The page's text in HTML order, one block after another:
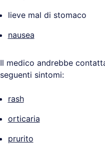
lieve mal di stomaco
nausea
Il medico andrebbe
seguenti sintomi:
rash
orticaria
prurito